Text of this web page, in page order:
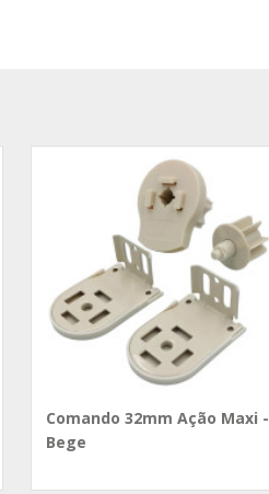
Comando 32mm Ação Maxi -
Bege